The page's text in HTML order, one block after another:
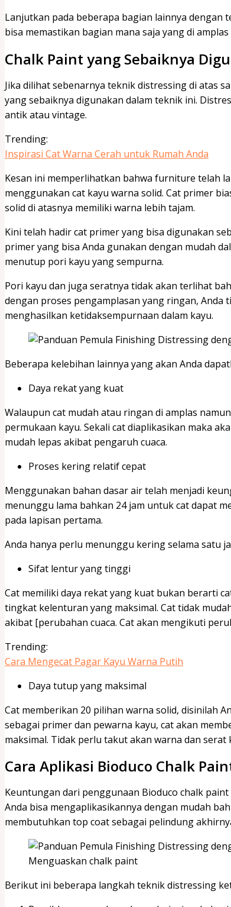
Lanjutkan pada beberapa bagian lainnya dengan
bisa memastikan bagian mana saja yang di
Chalk Paint yang Sebaiknya
Jika dilihat sebenarnya teknik distressing di atas
yang sebaiknya digunakan dalam teknik ini.
antik atau vintage.
Trending:
Inspirasi Cat Warna Cerah untuk Rumah Anda
Kesan ini memperlihatkan bahwa furniture telah
menggunakan cat kayu warna solid. Cat primer
solid di atasnya memiliki warna lebih tajam.
Kini telah hadir cat primer yang bisa digunakan
primer yang bisa Anda gunakan dengan mudah
menutup pori kayu yang sempurna.
Pori kayu dan juga seratnya tidak akan terlihat
dengan proses pengamplasan yang ringan,
menghasilkan ketidaksempurnaan dalam kayu.
Beberapa kelebihan lainnya yang akan Anda
Daya rekat yang kuat
Walaupun cat mudah atau ringan di amplas
permukaan kayu. Sekali cat diaplikasikan maka
mudah lepas akibat pengaruh cuaca.
Proses kering relatif cepat
Menggunakan bahan dasar air telah menjadi
menunggu lama bahkan 24 jam untuk cat dapat
pada lapisan pertama.
Anda hanya perlu menunggu kering selama satu
Sifat lentur yang tinggi
Cat memiliki daya rekat yang kuat bukan berarti
tingkat kelenturan yang maksimal. Cat tidak
akibat [perubahan cuaca. Cat akan mengikuti
Trending:
Cara Mengecat Pagar Kayu Warna Putih
Daya tutup yang maksimal
Cat memberikan 20 pilihan warna solid, disinilah
sebagai primer dan pewarna kayu, cat akan
maksimal. Tidak perlu takut akan warna dan
Cara Aplikasi Bioduco Chalk
Keuntungan dari penggunaan Bioduco chalk
Anda bisa mengaplikasikannya dengan mudah
membutuhkan top coat sebagai pelindung
Menguaskan chalk paint
Berikut ini beberapa langkah teknik distressing